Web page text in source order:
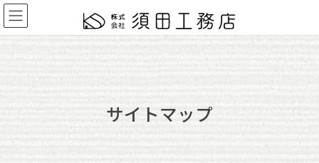
コ
ン
テ
動
ナ
ビ
ゲ
に
動
サイトマップ